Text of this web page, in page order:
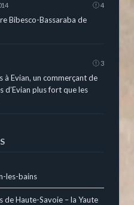
4
Bibesco-Bassaraba de
3
à Evian, un commerçant de
d’Evian plus fort que les
les-bains
de Haute-Savoie – la Yaute